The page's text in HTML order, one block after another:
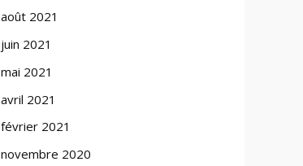
août 2021
juin 2021
mai 2021
avril 2021
février 2021
novembre 2020